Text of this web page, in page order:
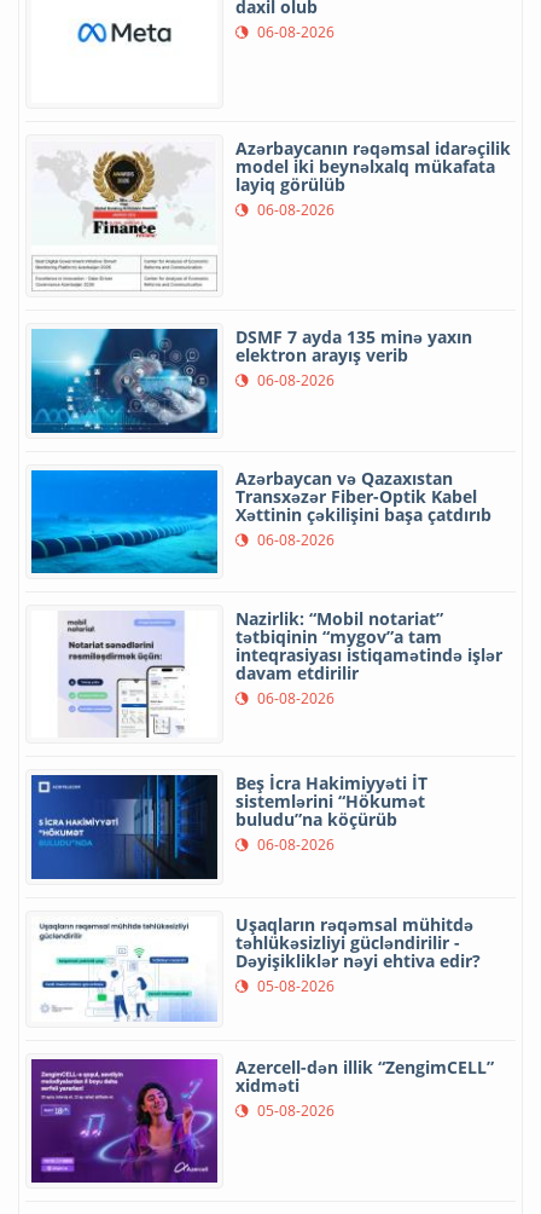
daxil olub
06-08-2026
Azərbaycanın rəqəmsal idarəçilik
model iki beynəlxalq mükafata
layiq görülüb
06-08-2026
DSMF 7 ayda 135 minə yaxın
elektron arayış verib
06-08-2026
Azərbaycan və Qazaxıstan
Transxəzər Fiber-Optik Kabel
Xəttinin çəkilişini başa çatdırıb
06-08-2026
Nazirlik: “Mobil notariat”
tətbiqinin “mygov”a tam
inteqrasiyası istiqamətində işlər
davam etdirilir
06-08-2026
Beş İcra Hakimiyyəti İT
sistemlərini “Hökumət
buludu”na köçürüb
06-08-2026
Uşaqların rəqəmsal mühitdə
təhlükəsizliyi gücləndirilir -
Dəyişikliklər nəyi ehtiva edir?
05-08-2026
Azercell-dən illik “ZengimCELL”
xidməti
05-08-2026